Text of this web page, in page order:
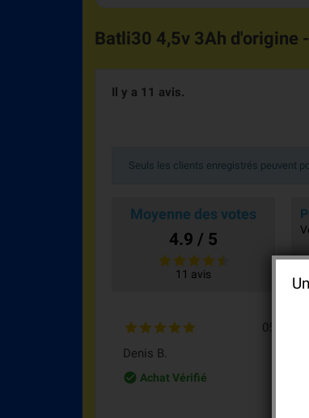
Batli30 4,5v 3Ah d'origine
Il y a 11 avis.
Seuls les clients enregistrés peuvent
Moyenne des votes
4.9 / 5
11 avis
05/03/
Denis B.
check_circle_outline
Achat Vérifié